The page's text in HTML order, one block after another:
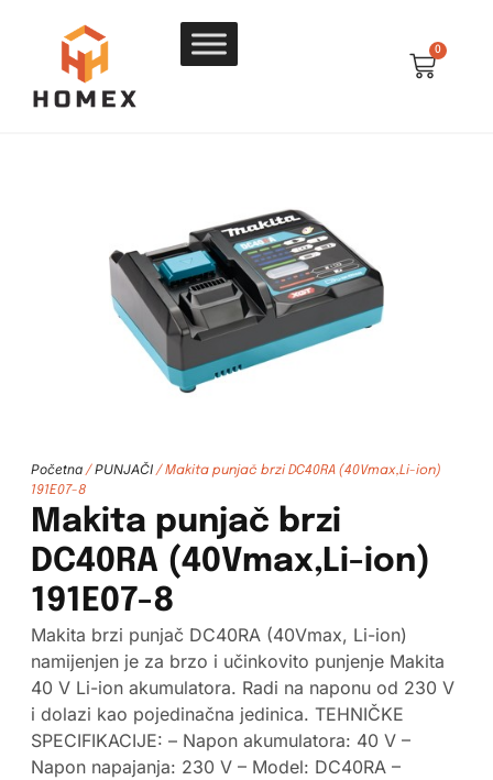
0
Početna/ PUNJAČI/ Makita punjač brzi DC40RA (40Vmax,Li-ion)
191E07-8
Makita punjač brzi
DC40RA (40Vmax,Li-ion)
191E07-8
Makita brzi punjač DC40RA (40Vmax, Li-ion)
namijenjen je za brzo i učinkovito punjenje Makita
40 V Li-ion akumulatora. Radi na naponu od 230 V
i dolazi kao pojedinačna jedinica. TEHNIČKE
SPECIFIKACIJE: – Napon akumulatora: 40 V –
Napon napajanja: 230 V – Model: DC40RA –